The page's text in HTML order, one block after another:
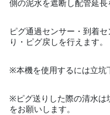
側の泥水を遮断し配管延長
ピグ通過センサー・到着
り・ピグ戻しを行えます。
※本機を使用するには立坑
※ピグ送りした際の清水は
をお願いします。